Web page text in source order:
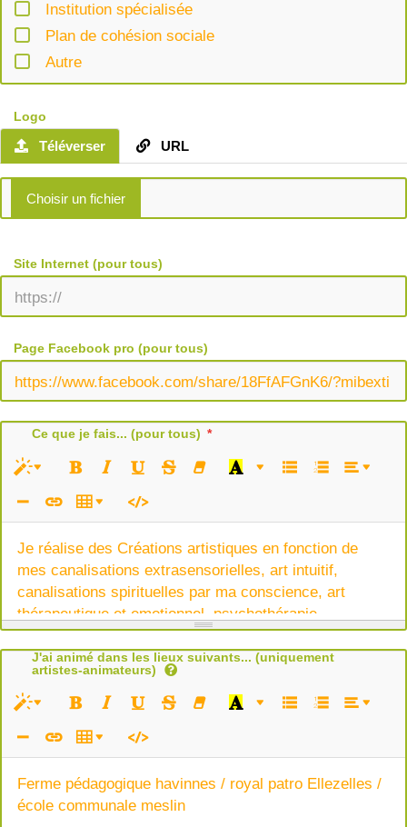
Institution spécialisée
Plan de cohésion sociale
Autre
Logo
Téléverser URL
Site Internet (pour tous)
Page Facebook pro (pour tous)
Ce que je fais... (pour tous)
Je réalise des Créations artistiques en fonction de
mes canalisations extrasensorielles, art intuitif,
canalisations spirituelles par ma conscience, art
thérapeutique et emotionnel, psychothérapie ,
hypersensibilité émotionnelle sur papier
J'ai animé dans les lieux suivants... (uniquement
artistes-animateurs)
Ferme pédagogique havinnes / royal patro Ellezelles /
école communale meslin